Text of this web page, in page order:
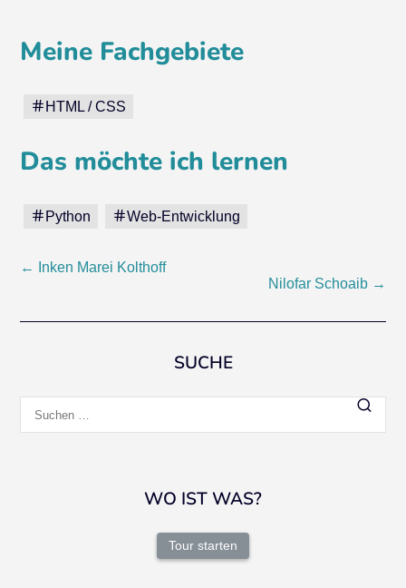
Meine Fachgebiete
HTML / CSS
Das möchte ich lernen
Python Web-Entwicklung
Beitragsnavigation
←
Inken Marei Kolthoff
Nilofar Schoaib →
SUCHE
nach:
WO IST WAS?
Tour starten